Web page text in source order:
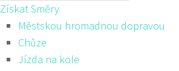
Získat Směry
Městskou hromadnou dopravou
Chůze
Jízda na kole